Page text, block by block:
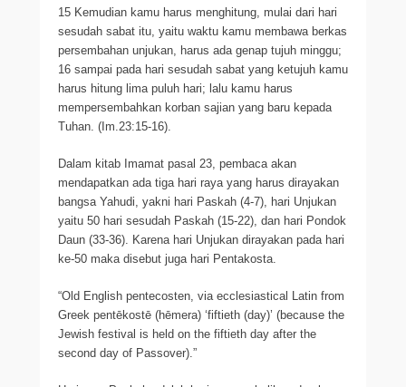
15 Kemudian kamu harus menghitung, mulai dari hari
sesudah sabat itu, yaitu waktu kamu membawa berkas
persembahan unjukan, harus ada genap tujuh minggu;
16 sampai pada hari sesudah sabat yang ketujuh kamu
harus hitung lima puluh hari; lalu kamu harus
mempersembahkan korban sajian yang baru kepada
Tuhan. (Im.23:15-16).
Dalam kitab Imamat pasal 23, pembaca akan
mendapatkan ada tiga hari raya yang harus dirayakan
bangsa Yahudi, yakni hari Paskah (4-7), hari Unjukan
yaitu 50 hari sesudah Paskah (15-22), dan hari Pondok
Daun (33-36). Karena hari Unjukan dirayakan pada hari
ke-50 maka disebut juga hari Pentakosta.
“Old English pentecosten, via ecclesiastical Latin from
Greek pentēkostē (hēmera) ‘fiftieth (day)’ (because the
Jewish festival is held on the fiftieth day after the
second day of Passover).”